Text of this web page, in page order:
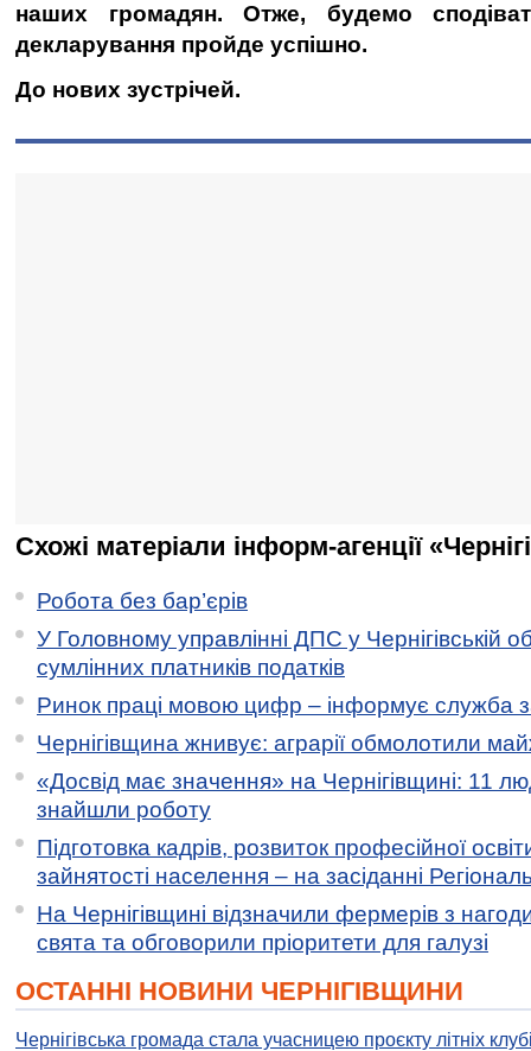
наших громадян. Отже, будемо
декларування пройде успішно.
До нових зустрічей.
Схожі матеріали інформ-агенції
Робота без бар’єрів
У Головному управлінні ДПС у Чернігівській
сумлінних платників податків
Ринок праці мовою цифр – інформує служба
Чернігівщина жнивує: аграрії обмолотили
«Досвід має значення» на Чернігівщині: 11
знайшли роботу
Підготовка кадрів, розвиток професійної
зайнятості населення – на засіданні
На Чернігівщині відзначили фермерів з
свята та обговорили пріоритети для галузі
ОСТАННІ НОВИНИ ЧЕРНІГІВЩИНИ
Чернігівська громада стала учасницею проєкту літніх